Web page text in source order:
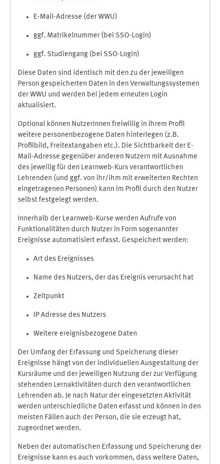
E-Mail-Adresse (der WWU)
ggf. Matrikelnummer (bei SSO-Login)
ggf. Studiengang (bei SSO-Login)
Diese Daten sind identisch mit den zu der jeweiligen
Person gespeicherten Daten in den Verwaltungssystemen
der WWU und werden bei jedem erneuten Login
aktualisiert.
Optional können NutzerInnen freiwillig in ihrem Profil
weitere personenbezogene Daten hinterlegen (z.B.
Profilbild, Freitextangaben etc.). Die Sichtbarkeit der E-
Mail-Adresse gegenüber anderen Nutzern mit Ausnahme
des jeweilig für den Learnweb-Kurs verantwortlichen
Lehrenden (und ggf. von ihr/ihm mit erweiterten Rechten
eingetragenen Personen) kann im Profil durch den Nutzer
selbst festgelegt werden.
Innerhalb der Learnweb-Kurse werden Aufrufe von
Funktionalitäten durch Nutzer in Form sogenannter
Ereignisse automatisiert erfasst. Gespeichert werden:
Art des Ereignisses
Name des Nutzers, der das Ereignis verursacht hat
Zeitpunkt
IP Adresse des Nutzers
Weitere ereignisbezogene Daten
Der Umfang der Erfassung und Speicherung dieser
Ereignisse hängt von der individuellen Ausgestaltung der
Kursräume und der jeweiligen Nutzung der zur Verfügung
stehenden Lernaktivitäten durch den verantwortlichen
Lehrenden ab. Je nach Natur der eingesetzten Aktivität
werden unterschiedliche Daten erfasst und können in den
meisten Fällen auch der Person, die sie erzeugt hat,
zugeordnet werden.
Neben der automatischen Erfassung und Speicherung der
Ereignisse kann es auch vorkommen, dass weitere Daten,